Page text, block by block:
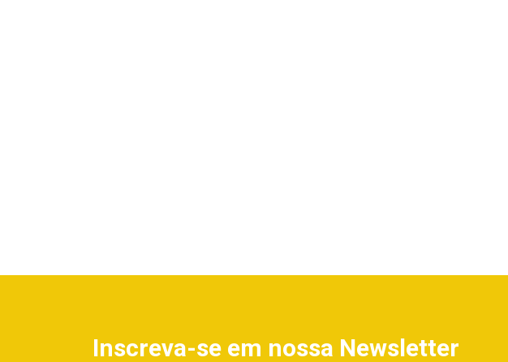
Inscreva-se em nossa Newsletter